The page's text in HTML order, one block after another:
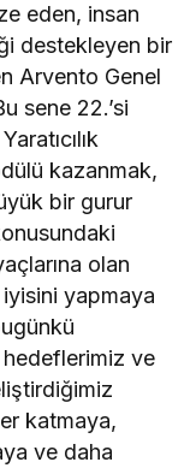
eden, insan
destekleyen bir
Arvento Genel
sene 22.’si
kazanmak,
bir gurur
olan
iyisini yapmaya
hedeflerimiz ve
katmaya,
ve daha